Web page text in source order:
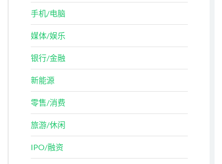
手机/电脑
媒体/娱乐
银行/金融
新能源
零售/消费
旅游/休闲
IPO/融资